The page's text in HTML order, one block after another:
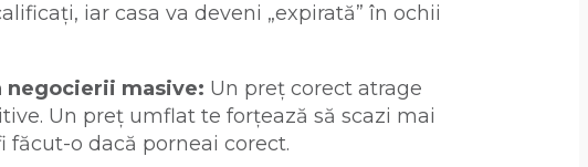
iar casa va deveni „expirată” în ochii
negocierii masive: Un preț corect atrage
Un preț umflat te forțează să scazi mai
făcut-o dacă porneai corect.